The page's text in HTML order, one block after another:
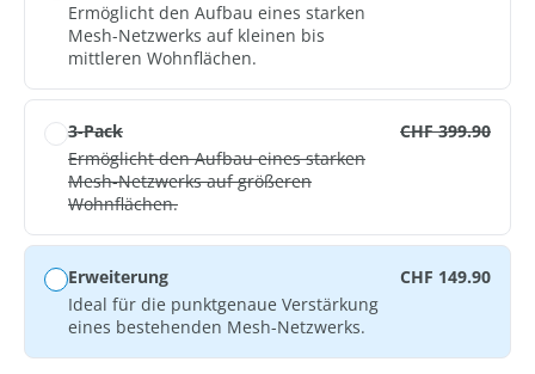
Ermöglicht den Aufbau eines starken
Mesh-Netzwerks auf kleinen bis
mittleren Wohnflächen.
3-Pack
Ermöglicht den Aufbau eines starken
Mesh-Netzwerks auf größeren
Wohnflächen.
CHF 399.90
Erweiterung
Ideal für die punktgenaue Verstärkung
eines bestehenden Mesh-Netzwerks.
CHF 149.90